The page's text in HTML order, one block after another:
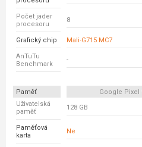
Počet jader
procesoru
8
Grafický chip Mali-G715 MC7
AnTuTu
Benchmark
-
Paměť Google Pixel
Uživatelská
paměť
128 GB
Paměťová
karta
Ne